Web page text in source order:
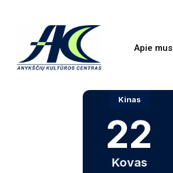
Apie mus
Kinas
22
Kovas